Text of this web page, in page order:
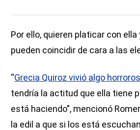
Por ello, quieren platicar con
pueden coincidir de cara a las
“Grecia Quiroz vivió algo
tendría la actitud que ella tiene
está haciendo”, mencionó
la edil a que si los está